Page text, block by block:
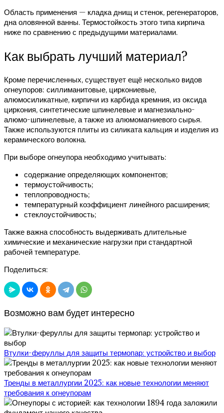
Область применения — кладка днищ и стенок, регенераторов,
дна оловянной ванны. Термостойкость этого типа кирпича
ниже по сравнению с предыдущими материалами.
Как выбрать лучший материал?
Кроме перечисленных, существует ещё несколько видов
огнеупоров: силлиманитовые, циркониевые,
алюмосиликатные, кирпичи из карбида кремния, из оксида
циркония, синтетические шпинелевые и магнезиально-
алюмо-шпинелевые, а также из алюмомагниевого сырья.
Также используются плиты из силиката кальция и изделия из
керамического волокна.
При выборе огнеупора необходимо учитывать:
содержание определяющих компонентов;
термоустойчивость;
теплопроводность;
температурный коэффициент линейного расширения;
стеклоустойчивость;
Также важна способность выдерживать длительные
химические и механические нагрузки при стандартной
рабочей температуре.
Поделиться:
Возможно вам будет интересно
Втулки-феруллы для защиты термопар: устройство и выбор
Тренды в металлургии 2025: как новые технологии меняют
требования к огнеупорам